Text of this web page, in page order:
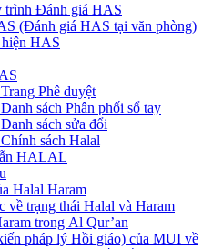
trình Đánh giá HAS
(Đánh giá HAS tại văn phòng)
HAS
Phê duyệt
sách Phân phối sổ tay
sách sửa đổi
sách Halal
HALAL
Halal Haram
về trạng thái Halal và Haram
trong Al Qur’an
pháp lý Hồi giáo) của MUI về